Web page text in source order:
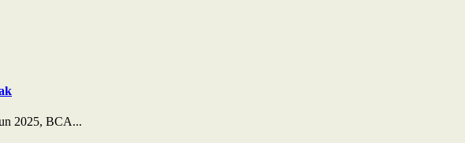
2025, BCA...